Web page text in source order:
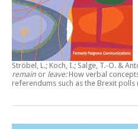
Ströbel, L.; Koch, I.; Salge, T.-O. &
remain or leave:How verbal
referendums such as the Brexit